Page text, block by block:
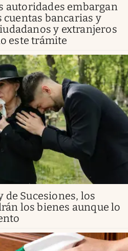
autoridades embargan
bancarias y
y extranjeros
este trámite
de Sucesiones, los
los bienes aunque lo